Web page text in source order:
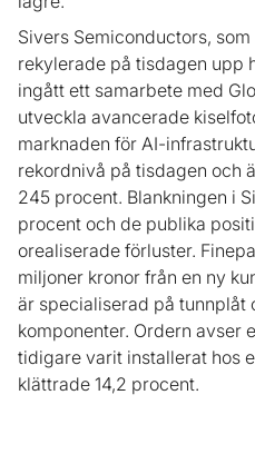
Sivers Semiconductors,
rekylerade på tisdagen upp
ingått ett samarbete med
utveckla avancerade
marknaden för AI-
rekordnivå på tisdagen och
245 procent. Blankningen i
procent och de publika
orealiserade förluster.
miljoner kronor från en ny
är specialiserad på
komponenter. Ordern avser
tidigare varit installerat hos
klättrade 14,2 procent.